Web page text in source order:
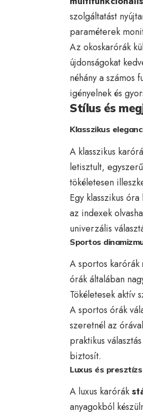
szolgáltatást
paraméterek
Az okoskarórák
újdonságokat
néhány a számos
igényelnek és
Stílus és
Klasszikus
A klasszikus
letisztult,
tökéletesen
Egy klasszikus
az indexek
univerzális
Sportos
A sportos karórák
órák általában
Tökéletesek aktív
A sportos órák
szeretnél az
praktikus
biztosít.
Luxus és presztízs
A luxus karórák
anyagokból